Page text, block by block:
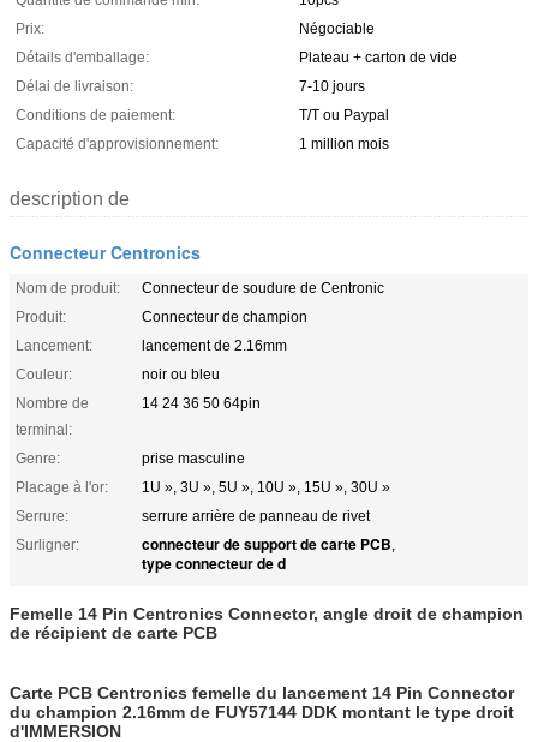
Prix:
Négociable
Détails d'emballage:
Plateau + carton de vide
Délai de livraison:
7-10 jours
Conditions de paiement:
T/T ou Paypal
Capacité d'approvisionnement:
1 million mois
description de
Connecteur Centronics
Nom de produit:
Connecteur de soudure de Centronic
Produit:
Connecteur de champion
Lancement:
lancement de 2.16mm
Couleur:
noir ou bleu
Nombre de
terminal:
14 24 36 50 64pin
Genre:
prise masculine
Placage à l'or:
1U », 3U », 5U », 10U », 15U », 30U »
Serrure:
serrure arrière de panneau de rivet
Surligner:
connecteur de support de carte PCB,
type connecteur de d
Femelle 14 Pin Centronics Connector, angle droit de champion
de récipient de carte PCB
Carte PCB Centronics femelle du lancement 14 Pin Connector
du champion 2.16mm de FUY57144 DDK montant le type droit
d'IMMERSION